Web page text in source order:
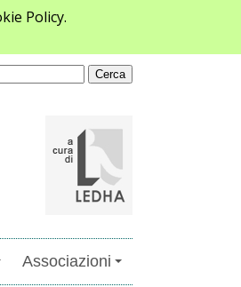
Policy.
Associazioni